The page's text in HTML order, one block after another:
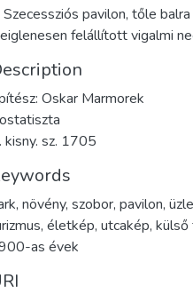
pavilon, tőle
felállított vigalmi
Oskar Marmorek
kisny. sz. 1705
, növény, szobor, pavilon,
, életkép, utcakép,
as évek